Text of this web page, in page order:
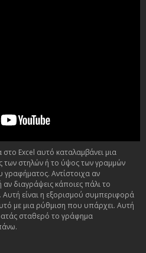
Excel αυτό καταλαμβάνει μια
των στηλών ή το ύψος των γραμμών
γραφήματος. Αντίστοιχα αν
διαγράψεις κάποιες πάλι το
Αυτή είναι η εξορισμού συμπεριφορά
με μια ρύθμιση που υπάρχει. Αυτή
σταθερό το γράφημα